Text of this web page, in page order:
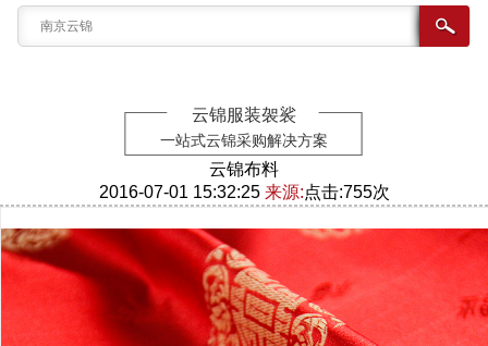
云锦服装袈裟
一站式云锦采购解决方案
云锦布料
2016-07-01 15:32:25 来源:点击:755次